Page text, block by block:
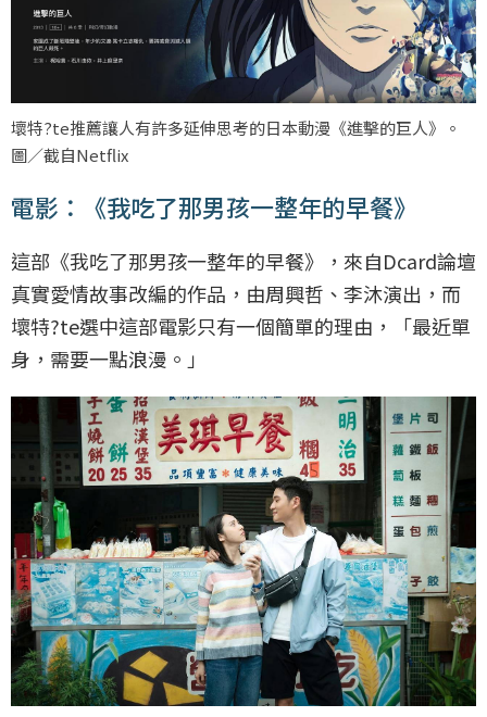
壞特?te推薦讓人有許多延伸思考的日本動漫《進擊的巨人》。
圖／截自Netflix
電影：《我吃了那男孩一整年的早餐》
這部《我吃了那男孩一整年的早餐》，來自Dcard論壇
真實愛情故事改編的作品，由周興哲、李沐演出，而
壞特?te選中這部電影只有一個簡單的理由，「最近單
身，需要一點浪漫。」